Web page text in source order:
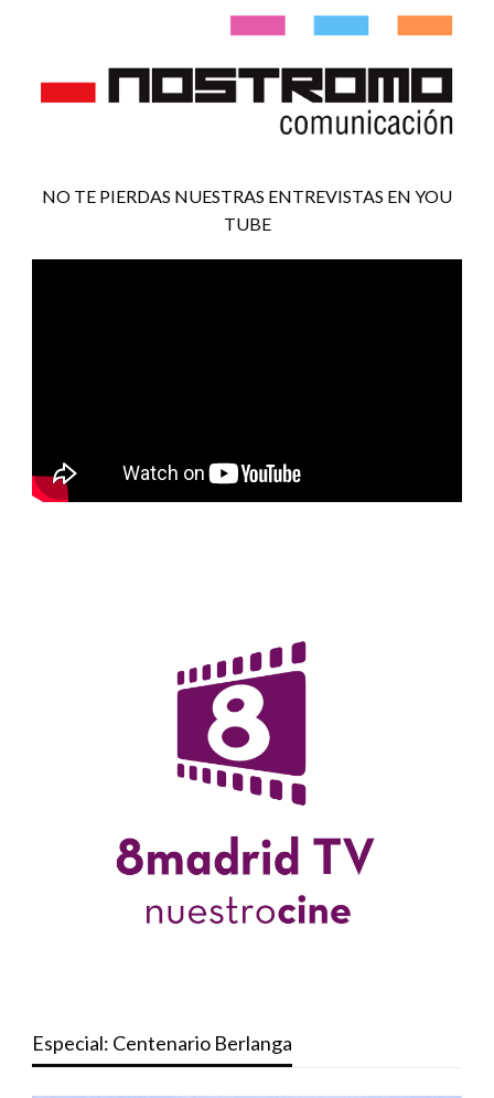
NO TE PIERDAS NUESTRAS ENTREVISTAS EN YOU
TUBE
Especial: Centenario Berlanga